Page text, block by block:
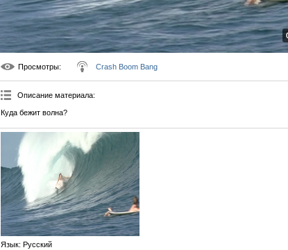
Просмотры: Crash Boom Bang
Описание материала:
Куда бежит волна?
Язык: Русский